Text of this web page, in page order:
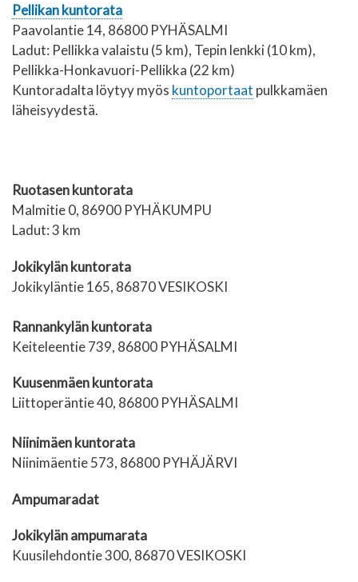
Pellikan kuntorata
Paavolantie 14, 86800 PYHÄSALMI
Ladut: Pellikka valaistu (5 km), Tepin lenkki (10 km),
Pellikka-Honkavuori-Pellikka (22 km)
Kuntoradalta löytyy myös kuntoportaat pulkkamäen
läheisyydestä.
Ruotasen kuntorata
Malmitie 0, 86900 PYHÄKUMPU
Ladut: 3 km
Jokikylän kuntorata
Jokikyläntie 165, 86870 VESIKOSKI
Rannankylän kuntorata
Keiteleentie 739, 86800 PYHÄSALMI
Kuusenmäen kuntorata
Liittoperäntie 40, 86800 PYHÄSALMI
Niinimäen kuntorata
Niinimäentie 573, 86800 PYHÄJÄRVI
Ampumaradat
Jokikylän ampumarata
Kuusilehdontie 300, 86870 VESIKOSKI